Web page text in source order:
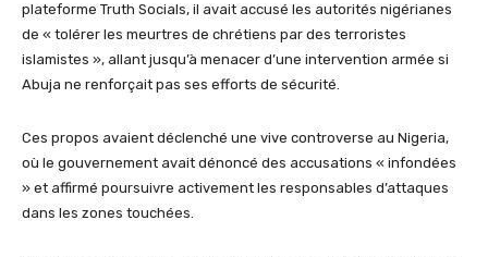
plateforme Truth Socials, il avait accusé les autorités nigérianes
de « tolérer les meurtres de chrétiens par des terroristes
islamistes », allant jusqu’à menacer d’une intervention armée si
Abuja ne renforçait pas ses efforts de sécurité.
Ces propos avaient déclenché une vive controverse au Nigeria,
où le gouvernement avait dénoncé des accusations « infondées
» et affirmé poursuivre activement les responsables d’attaques
dans les zones touchées.